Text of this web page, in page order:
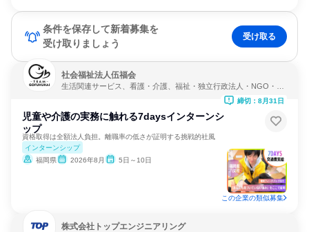
条件を保存して新着募集を
受け取りましょう
受け取る
社会福祉法人伍福会
生活関連サービス、看護・介護、福祉・独立行政法人・NGO・N
児童や介護の実務に触れる7daysインターンシ
ップ
資格取得は全額法人負担。離職率の低さが証明する挑戦的社風
インターンシップ
福岡県
2026年8月 5日～10日
締切：8月31日
この企業の類似募集
株式会社トップエンジニアリング